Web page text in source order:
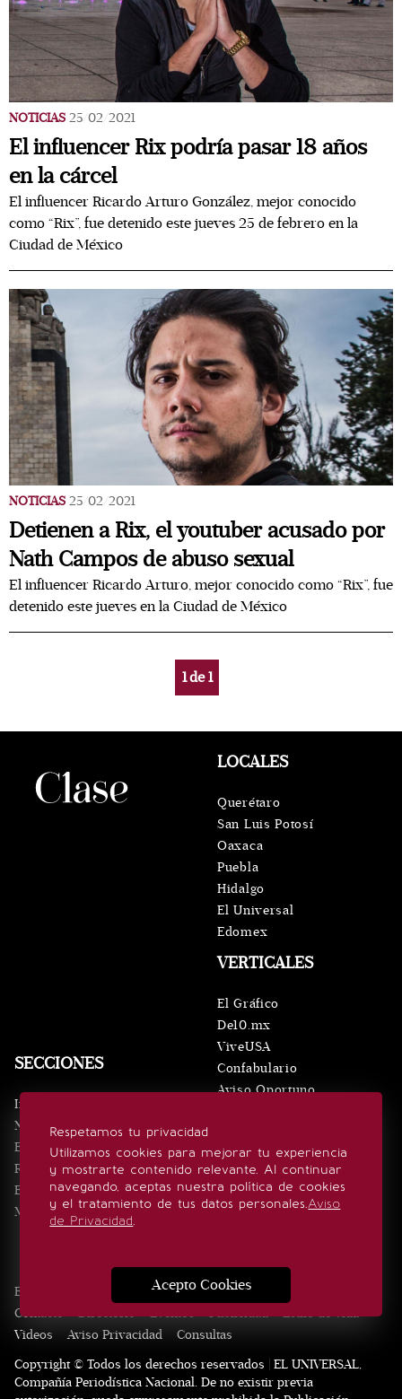
NOTICIAS 25/02/2021
El influencer Rix podría pasar 18 años
en la cárcel
El influencer Ricardo Arturo González, mejor conocido
como “Rix”, fue detenido este jueves 25 de febrero en la
Ciudad de México
NOTICIAS 25/02/2021
Detienen a Rix, el youtuber acusado por
Nath Campos de abuso sexual
El influencer Ricardo Arturo, mejor conocido como “Rix”, fue
detenido este jueves en la Ciudad de México
1de1
Respetamos tu privacidad
Utilizamos cookies para mejorar tu experiencia
y mostrarte contenido relevante. Al continuar
navegando, aceptas nuestra política de cookies
y el tratamiento de tus datos personales.Aviso
de Privacidad.
Acepto Cookies
SECCIONES
Inicio
Noticias
Eventos
Realeza
Estilo de vida
Minuto x Minuto
VERTICALES
El Gráfico
De10.mx
ViveUSA
Confabulario
Aviso Oportuno
LOCALES
Querétaro
San Luis Potosí
Oaxaca
Puebla
Hidalgo
El Universal
Edomex
SÍGUENOS
Edición Impresa Noticias Quiénes somos
Contacto
Directorio Eventos Publicidad
Estilo de vida
Videos
Aviso Privacidad
Consultas
Copyright © Todos los derechos reservados | EL UNIVERSAL,
Compañía Periodística Nacional. De no existir previa